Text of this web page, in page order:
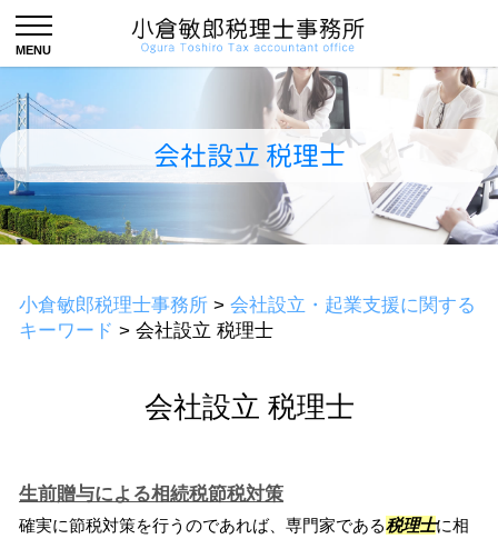
会社設立 税理士
小倉敏郎税理士事務所 > 会社設立・起業支援に関する
キーワード > 会社設立 税理士
会社設立 税理士
生前贈与による相続税節税対策
確実に節税対策を行うのであれば、専門家である税理士に相